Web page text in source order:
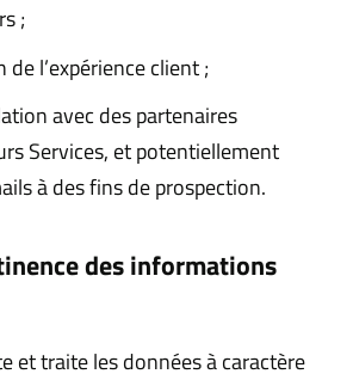
;
de l’expérience client ;
avec des partenaires
Services, et potentiellement
à des fins de prospection.
des informations
et traite les données à caractère